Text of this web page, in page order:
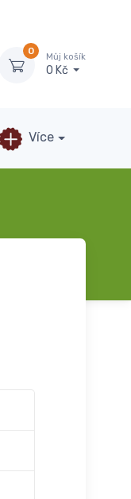
0
Můj košík
0 Kč
Více